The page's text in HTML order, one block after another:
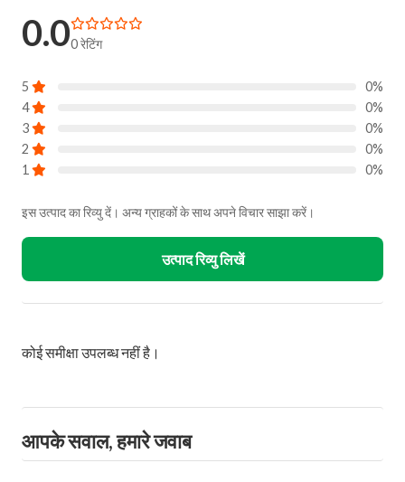
0.00 रेटिंग
5
0%
4
0%
3
0%
2
0%
1
0%
इस उत्पाद का रिव्यु दें। अन्य ग्राहकों के साथ अपने विचार साझा करें।
उत्पाद रिव्यु लिखें
कोई समीक्षा उपलब्ध नहीं है।
आपके सवाल, हमारे जवाब